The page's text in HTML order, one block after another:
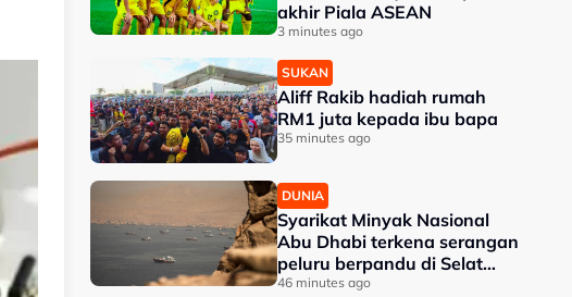
akhir Piala ASEAN
3 minutes ago
SUKAN
Aliff Rakib hadiah rumah
RM1 juta kepada ibu bapa
35 minutes ago
DUNIA
Syarikat Minyak Nasional
Abu Dhabi terkena serangan
peluru berpandu di Selat
Hormuz
46 minutes ago